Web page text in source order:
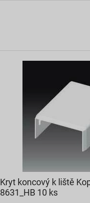
Kryt koncový k liště
8631_HB 10 ks